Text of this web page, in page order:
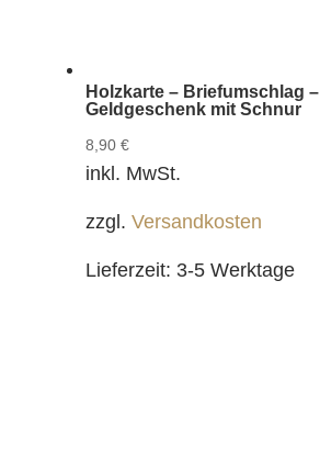
Holzkarte – Briefumschlag –
Geldgeschenk mit Schnur
8,90 €
inkl. MwSt.
zzgl. Versandkosten
Lieferzeit: 3-5 Werktage